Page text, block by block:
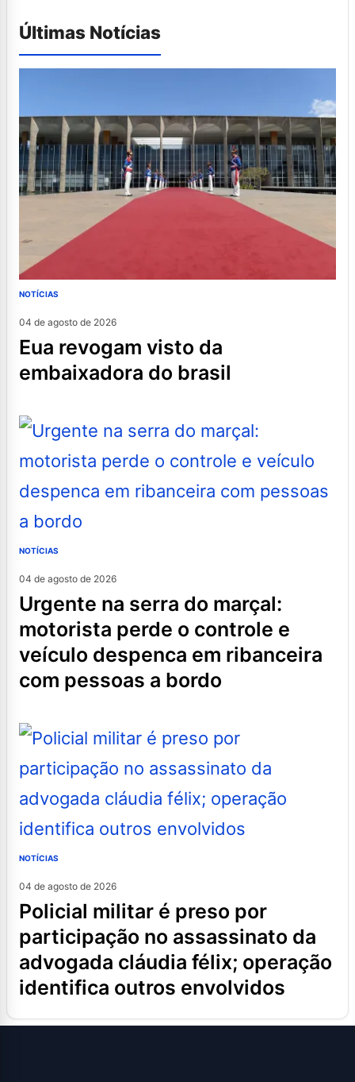
Últimas Notícias
NOTÍCIAS
04 de agosto de 2026
eua revogam visto da
embaixadora do brasil
NOTÍCIAS
04 de agosto de 2026
urgente na serra do marçal:
motorista perde o controle e
veículo despenca em ribanceira
com pessoas a bordo
NOTÍCIAS
04 de agosto de 2026
policial militar é preso por
participação no assassinato da
advogada cláudia félix; operação
identifica outros envolvidos